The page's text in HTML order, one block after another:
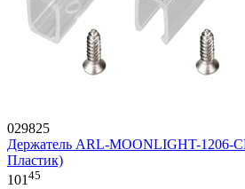
029825
Держатель ARL-MOONLIGHT-1206-
Пластик)
10145